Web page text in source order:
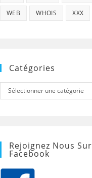
WEB WHOIS XXX
Catégories
Catégories
Sélectionner une catégorie
Rejoignez Nous Sur
Facebook